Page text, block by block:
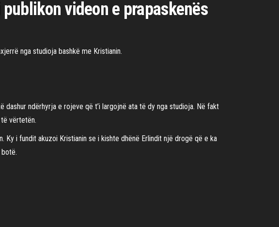
videon e prapaskenës
nga studioja bashkë me Kristianin.
ndërhyrja e rojeve që t’i largojnë ata të dy nga studioja. Në fakt
vërtetën.
Ky i fundit akuzoi Kristianin se i kishte dhënë Erlindit një drogë që e ka